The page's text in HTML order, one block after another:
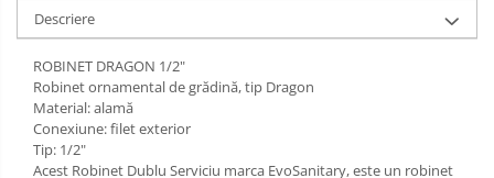
Descriere
ROBINET DRAGON 1/2"
Robinet ornamental de grădină, tip Dragon
Material: alamă
Conexiune: filet exterior
Tip: 1/2"
Acest Robinet Dublu Serviciu marca EvoSanitary, este un robinet